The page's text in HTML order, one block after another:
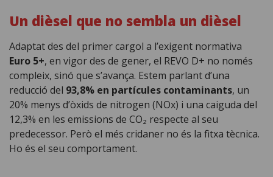
Un dièsel que no sembla un dièsel
Adaptat des del primer cargol a l’exigent normativa
Euro 5+, en vigor des de gener, el REVO D+ no només
compleix, sinó que s’avança. Estem parlant d’una
reducció del 93,8% en partícules contaminants, un
20% menys d’òxids de nitrogen (NOx) i una caiguda del
12,3% en les emissions de CO₂ respecte al seu
predecessor. Però el més cridaner no és la fitxa tècnica.
Ho és el seu comportament.